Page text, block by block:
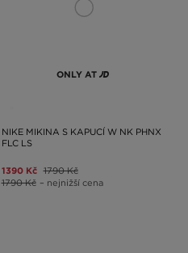
ONLY AT
NIKE MIKINA S KAPUCÍ W NK PHNX
FLC LS
1390 Kč 1790 Kč
1790 Kč – nejnižší cena